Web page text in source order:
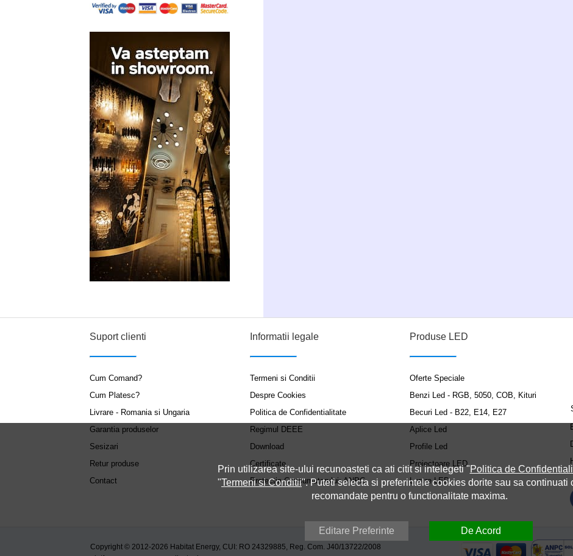
Suport clienti
Cum Comand?
Cum Platesc?
Livrare - Romania si Ungaria
Garantia produselor
Sesizari
Retur produse
Contact
Informatii legale
Termeni si Conditii
Despre Cookies
Politica de Confidentialitate
Regimul DEEE
Download
Certificate
Protecția Consumatorului: ANPC
Produse LED
Oferte Speciale
Benzi Led - RGB, 5050, COB, Kituri
Becuri Led - B22, E14, E27
Aplice Led
Profile Led
Proiectoare LED
Lustre LED
Copyright © 2012-2026 Habitat Energy, CUI: RO 24329885, Reg. Com. J40/13722/2008
Prin utilizarea site-ului recunoasteti ca ati citit si intelegeti "Politica de
"Termeni si Conditii". Puteti selecta si preferintele cookies dorite sau sa continuati
recomandate pentru o functionalitate maxima.
Editare Preferinte De Acord